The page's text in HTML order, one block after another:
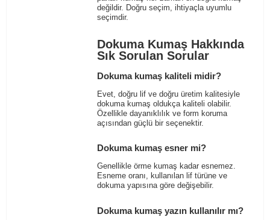
değildir. Doğru seçim, ihtiyaçla uyumlu
seçimdir.
Dokuma Kumaş Hakkında
Sık Sorulan Sorular
Dokuma kumaş kaliteli midir?
Evet, doğru lif ve doğru üretim kalitesiyle
dokuma kumaş oldukça kaliteli olabilir.
Özellikle dayanıklılık ve form koruma
açısından güçlü bir seçenektir.
Dokuma kumaş esner mi?
Genellikle örme kumaş kadar esnemez.
Esneme oranı, kullanılan lif türüne ve
dokuma yapısına göre değişebilir.
Dokuma kumaş yazın kullanılır mı?